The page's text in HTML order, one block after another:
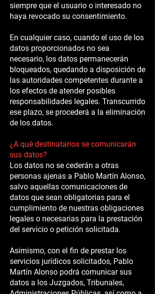
siempre que el usuario o interesado no
haya revocado su consentimiento.
En cualquier caso, cuando el uso de los
datos proporcionados no sea
necesario, los datos permanecerán
bloqueados, quedando a disposición de
las autoridades competentes durante a
los efectos de atender posibles
responsabilidades legales. Transcurrido
ese plazo, se procederá a la eliminación
de los datos.
¿A qué destinatarios se comunicarán
sus datos?
Los datos no se cederán a otras
personas ajenas a Pablo Martín Alonso,
salvo aquellas comunicaciones de
datos que sean obligatorias para el
cumplimiento de nuestras obligaciones
legales o necesarias para la prestación
del servicio o petición solicitada.
Asimismo, con el fin de prestar los
servicios jurídicos solicitados, Pablo
Martín Alonso podrá comunicar sus
datos a los Juzgados, Tribunales,